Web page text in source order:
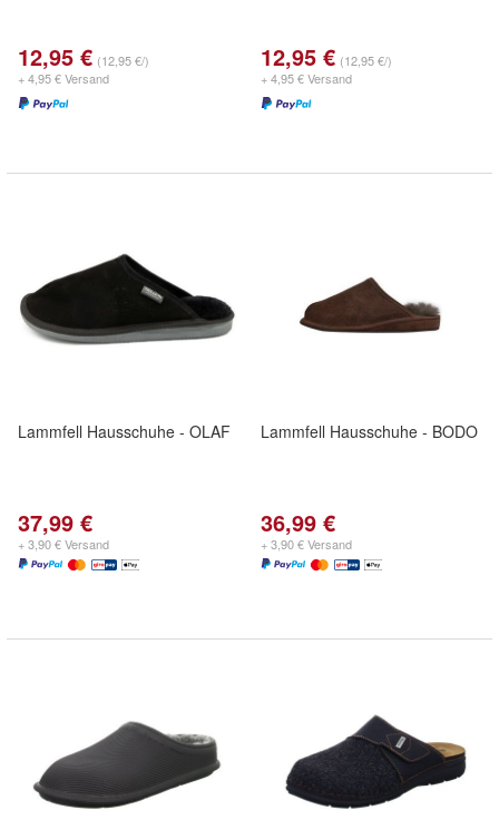
12,95 € (12,95 €/)
+ 4,95 € Versand
12,95 € (12,95 €/)
+ 4,95 € Versand
Lammfell Hausschuhe - OLAF
37,99 €
+ 3,90 € Versand
Lammfell Hausschuhe - BODO
36,99 €
+ 3,90 € Versand